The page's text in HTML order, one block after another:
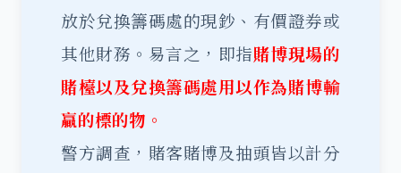
放於兌換籌碼處的現鈔、有價證券或
其他財務。易言之，即指賭博現場的
賭檯以及兌換籌碼處用以作為賭博輸
贏的標的物。
警方調查，賭客賭博及抽頭皆以計分